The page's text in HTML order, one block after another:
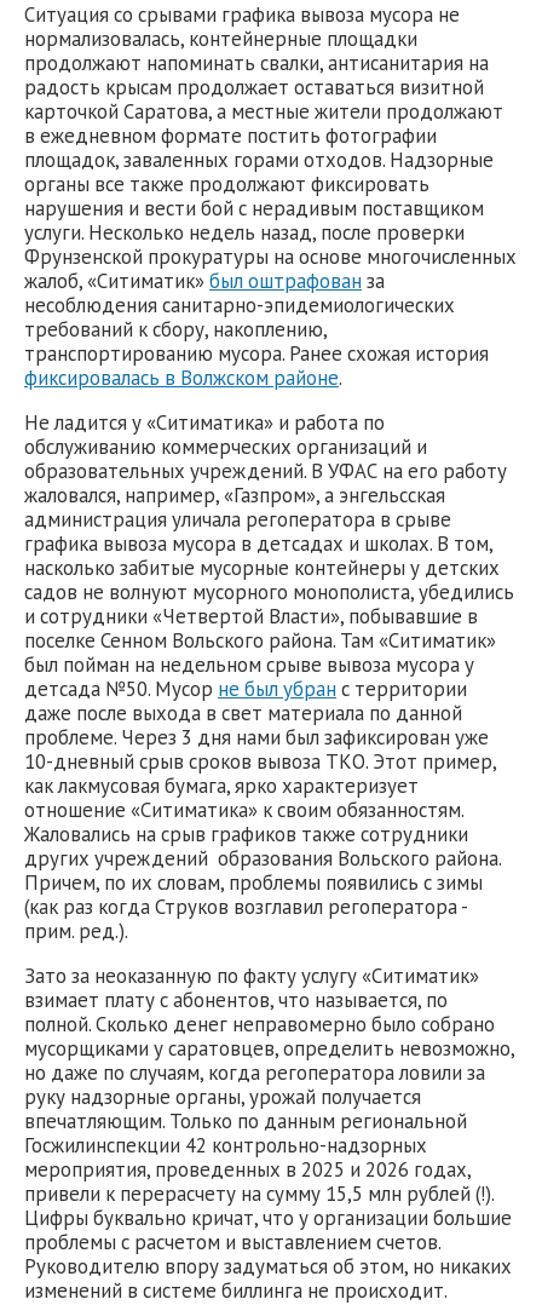
Ситуация со срывами графика вывоза мусора не
нормализовалась, контейнерные площадки
продолжают напоминать свалки, антисанитария на
радость крысам продолжает оставаться визитной
карточкой Саратова, а местные жители продолжают
в ежедневном формате постить фотографии
площадок, заваленных горами отходов. Надзорные
органы все также продолжают фиксировать
нарушения и вести бой с нерадивым поставщиком
услуги. Несколько недель назад, после проверки
Фрунзенской прокуратуры на основе многочисленных
жалоб, «Ситиматик»был оштрафован за
несоблюдения санитарно-эпидемиологических
требований к сбору, накоплению,
транспортированию мусора. Ранее схожая история
фиксировалась в Волжском районе.
Не ладится у «Ситиматика» и работа по
обслуживанию коммерческих организаций и
образовательных учреждений. В УФАС на его работу
жаловался, например, «Газпром», а энгельсская
администрация уличала регоператора в срыве
графика вывоза мусора в детсадах и школах. В том,
насколько забитые мусорные контейнеры у детских
садов не волнуют мусорного монополиста, убедились
и сотрудники «Четвертой Власти», побывавшие в
поселке Сенном Вольского района. Там «Ситиматик»
был пойман на недельном срыве вывоза мусора у
детсада №50. Мусор не был убран с территории
даже после выхода в свет материала по данной
проблеме. Через 3 дня нами был зафиксирован уже
10-дневный срыв сроков вывоза ТКО. Этот пример,
как лакмусовая бумага, ярко характеризует
отношение «Ситиматика» к своим обязанностям.
Жаловались на срыв графиков также сотрудники
других учреждений образования Вольского района.
Причем, по их словам, проблемы появились с зимы
(как раз когда Струков возглавил регоператора -
прим. ред.).
Зато за неоказанную по факту услугу «Ситиматик»
взимает плату с абонентов, что называется, по
полной. Сколько денег неправомерно было собрано
мусорщиками у саратовцев, определить невозможно,
но даже по случаям, когда регоператора ловили за
руку надзорные органы, урожай получается
впечатляющим. Только по данным региональной
Госжилинспекции 42 контрольно-надзорных
мероприятия, проведенных в 2025 и 2026 годах,
привели к перерасчету на сумму 15,5 млн рублей (!).
Цифры буквально кричат, что у организации большие
проблемы с расчетом и выставлением счетов.
Руководителю впору задуматься об этом, но никаких
изменений в системе биллинга не происходит.